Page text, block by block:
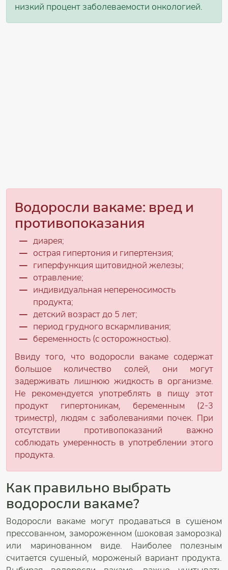
низкий процент заболеваемости онкологией.
Водоросли вакаме: вред и
противопоказания
диарея;
острая гипертония и гипертензия;
гиперфункция щитовидной железы;
отравление;
индивидуальная непереносимость
продукта;
детский возраст до 5 лет;
период грудного вскармливания;
беременность (с осторожностью).
Ввиду того, что водоросли вакаме содержат
большое количество солей, они могут
задерживать лишнюю жидкость в организме.
Не рекомендуется употреблять в пищу этот
продукт гипертоникам, беременным (2-3
триместр), людям с заболеваниями почек. При
отсутствии противопоказаний важно
соблюдать умеренность в употреблении этого
продукта.
Как правильно выбрать
водоросли вакаме?
Водоросли вакаме могут продаваться в сушеном
прессованном, замороженном (шоковая заморозка)
или маринованном виде. Наиболее полезным
считается сушеный, мороженый вариант продукта.